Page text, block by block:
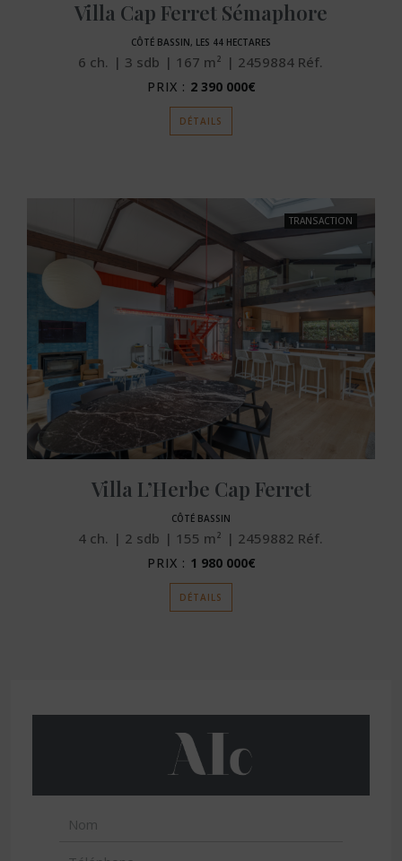
Villa Cap Ferret Sémaphore
CÔTÉ BASSIN, LES 44 HECTARES
6 ch. 3 sdb 167 m² 2459884 Réf.
PRIX : 2 390 000€
DÉTAILS
TRANSACTION
Villa L’Herbe Cap Ferret
CÔTÉ BASSIN
4 ch. 2 sdb 155 m² 2459882 Réf.
PRIX : 1 980 000€
DÉTAILS